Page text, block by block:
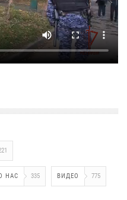
НАС 335 ВИДЕО 775